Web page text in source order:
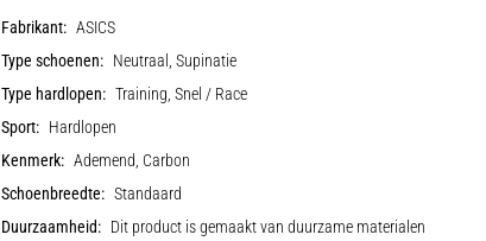
Fabrikant: ASICS
Type schoenen: Neutraal, Supinatie
Type hardlopen: Training, Snel / Race
Sport: Hardlopen
Kenmerk: Ademend, Carbon
Schoenbreedte: Standaard
Duurzaamheid: Dit product is gemaakt van duurzame materialen